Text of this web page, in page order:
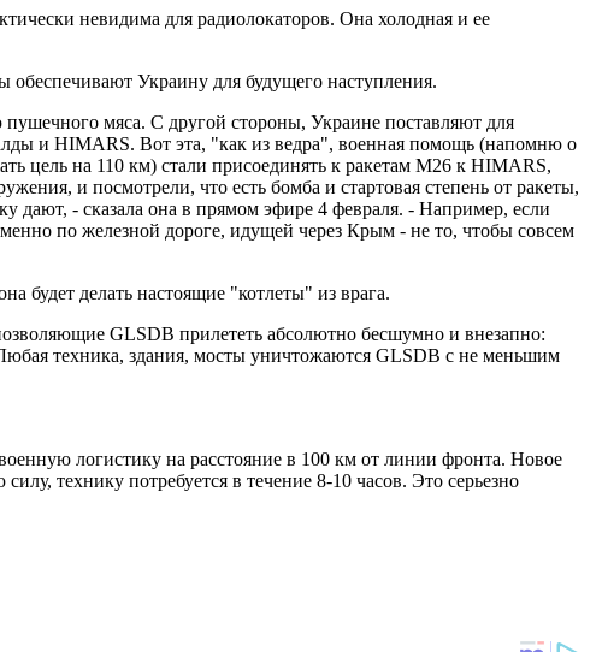
невидима для радиолокаторов. Она холодная и ее
Украину для будущего наступления.
мяса. С другой стороны, Украине поставляют для
и HIMARS. Вот эта, "как из ведра", военная помощь (напомню о
цель на 110 км) стали присоединять к ракетам М26 к HIMARS,
и посмотрели, что есть бомба и стартовая степень от ракеты,
- сказала она в прямом эфире 4 февраля. - Например, если
по железной дороге, идущей через Крым - не то, чтобы совсем
делать настоящие "котлеты" из врага.
GLSDB прилететь абсолютно бесшумно и внезапно:
техника, здания, мосты уничтожаются GLSDB с не меньшим
логистику на расстояние в 100 км от линии фронта. Новое
технику потребуется в течение 8-10 часов. Это серьезно